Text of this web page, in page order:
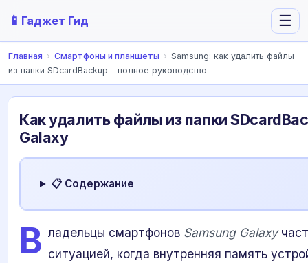
📱 Гаджет Гид ☰
Главная › Смартфоны и планшеты › Samsung: как удалить файлы
из папки SDcardBackup – полное руководство
Как удалить файлы из папки
Galaxy
📋 Содержание
В ладельцы смартфонов Samsung Galaxy
ситуацией, когда внутренняя память